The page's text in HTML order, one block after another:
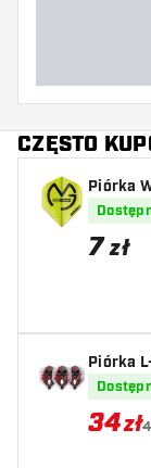
CZĘSTO
Piórka
Green
7 zł
Piórka
Clear
34zł